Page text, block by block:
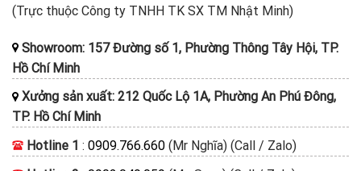
(Trực thuộc Công ty TNHH TK SX TM Nhật Minh)
Showroom: 157 Đường số 1, Phường Thông Tây Hội, TP.
Hồ Chí Minh
Xưởng sản xuất: 212 Quốc Lộ 1A, Phường An Phú Đông,
TP. Hồ Chí Minh
Hotline 1 : 0909.766.660 (Mr Nghĩa) (Call / Zalo)